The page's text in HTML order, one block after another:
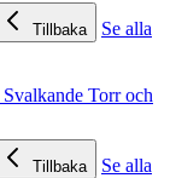
Tillbaka
Se alla
Svalkande Torr och
Tillbaka
Se alla